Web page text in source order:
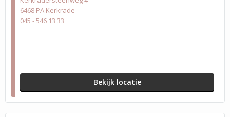
6468 PA Kerkrade
045 - 546 13 33
Bekijk locatie